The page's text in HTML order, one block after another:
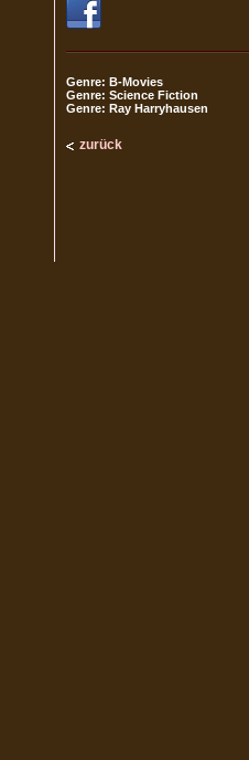
Genre: B-Movies
Genre: Science Fiction
Genre: Ray Harryhausen
zurück